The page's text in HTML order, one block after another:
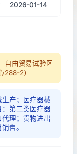
2026-01-14
自由贸易试验区
288-2）
产；医疗器械
：第二类医疗器
理；货物进出
售。